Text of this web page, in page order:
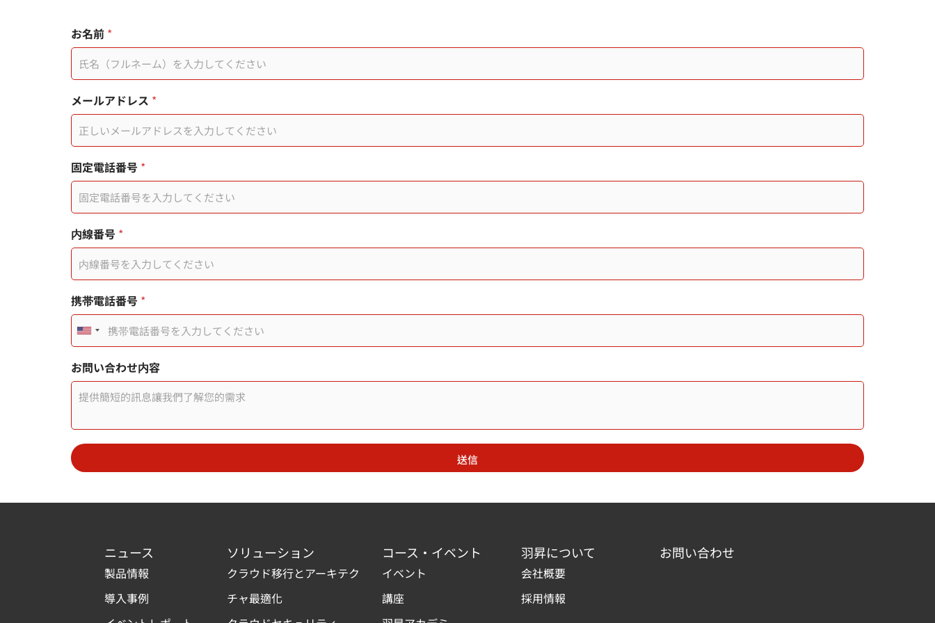
お名前 *
您
的
姓
名
期
戳
記
您
的
訊
息
メールアドレス *
*
*
固定電話番号 *
内線番号 *
携帯電話番号 *
U
n
i
e
お問い合わせ内容
送信
ニュース
製品情報
導入事例
ソリューション
クラウド移行とアーキテク
チャ最適化
コース・イベント
イベント
講座
羽昇について
会社概要
採用情報
お問い合わせ